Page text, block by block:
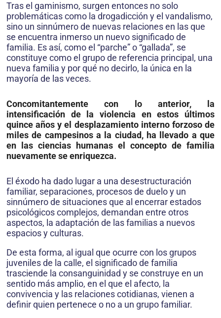
Tras el gaminismo, surgen entonces no solo
problemáticas como la drogadicción y el vandalismo,
sino un sinnúmero de nuevas relaciones en las que
se encuentra inmerso un nuevo significado de
familia. Es así, como el “parche” o “gallada”, se
constituye como el grupo de referencia principal, una
nueva familia y por qué no decirlo, la única en la
mayoría de las veces.
Concomitantemente con lo anterior, la
intensificación de la violencia en estos últimos
quince años y el desplazamiento interno forzoso de
miles de campesinos a la ciudad, ha llevado a que
en las ciencias humanas el concepto de familia
nuevamente se enriquezca.
El éxodo ha dado lugar a una desestructuración
familiar, separaciones, procesos de duelo y un
sinnúmero de situaciones que al encerrar estados
psicológicos complejos, demandan entre otros
aspectos, la adaptación de las familias a nuevos
espacios y culturas.
De esta forma, al igual que ocurre con los grupos
juveniles de la calle, el significado de familia
trasciende la consanguinidad y se construye en un
sentido más amplio, en el que el afecto, la
convivencia y las relaciones cotidianas, vienen a
definir quien pertenece o no a un grupo familiar.